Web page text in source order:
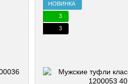
НОВИНКА
3
3